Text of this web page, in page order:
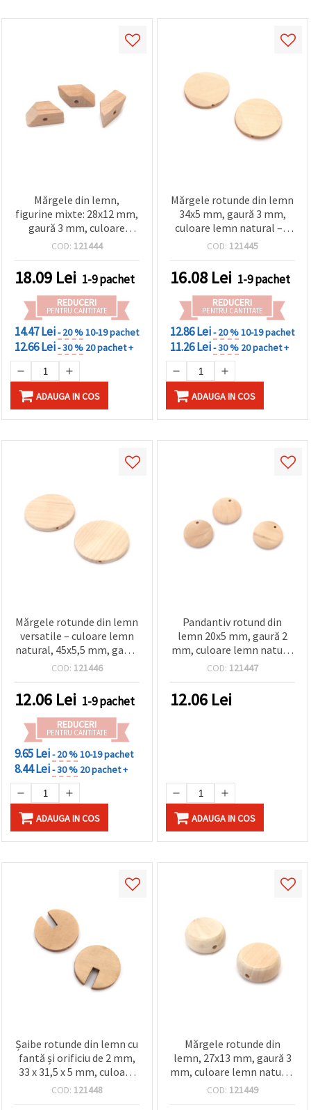
Mărgele din lemn,
figurine mixte: 28x12 mm,
gaură 3 mm, culoare
naturală - 5 bucăți
COD: 121444
18.09 Lei 1-9 pachet
REDUCERI
PENTRU CANTITATE
14.47 Lei- 20 %10-19 pachet
12.66 Lei- 30 % 20 pachet +
ADAUGA IN COS
Mărgele rotunde din lemn
34x5 mm, gaură 3 mm,
culoare lemn natural – 2
bucăți, pentru hobby și
COD: 121445
16.08 Lei 1-9 pachet
REDUCERI
PENTRU CANTITATE
12.86 Lei- 20 %10-19 pachet
11.26 Lei- 30 % 20 pachet +
ADAUGA IN COS
Mărgele rotunde din lemn
versatile – culoare lemn
natural, 45x5,5 mm, gaură
2 mm, 2 buc. – ideale
bijuteriilor, macrame și
proiecte DIY & craft
COD: 121446
12.06 Lei 1-9 pachet
REDUCERI
PENTRU CANTITATE
9.65 Lei- 20 %10-19 pachet
8.44 Lei- 30 % 20 pachet +
ADAUGA IN COS
Pandantiv rotund din
lemn 20x5 mm, gaură 2
mm, culoare lemn natur -
set 10 bucăți
COD: 121447
12.06 Lei
ADAUGA IN COS
Șaibe rotunde din lemn cu
fantă și orificiu de 2 mm,
33 x 31,5 x 5 mm, culoare
lemn natural – set de 6
COD: 121448
Mărgele rotunde din
lemn, 27x13 mm, gaură 3
mm, culoare lemn natural
- set 5 bucăți
COD: 121449